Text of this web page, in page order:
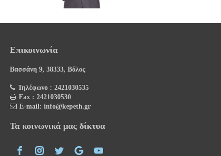
Επικοινωνία
Βασσάνη 9, 38333, Βόλος
Τηλέφωνο : 2421030535
Fax : 2421030530
E-mail: info@kepeth.gr
Τα κοινωνικά μας δίκτυα